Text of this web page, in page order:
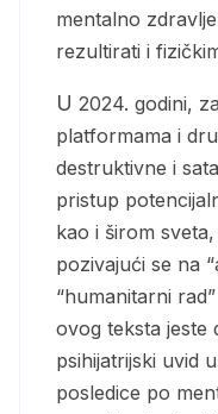
mentalno
rezultirati i
U 2024. godini, zahvaljujući digitalnim
platformama i
destruktivne i
pristup
kao i širom
pozivajući se na
“humanitarni
ovog teksta jeste
psihijatrijski uvid
posledice po